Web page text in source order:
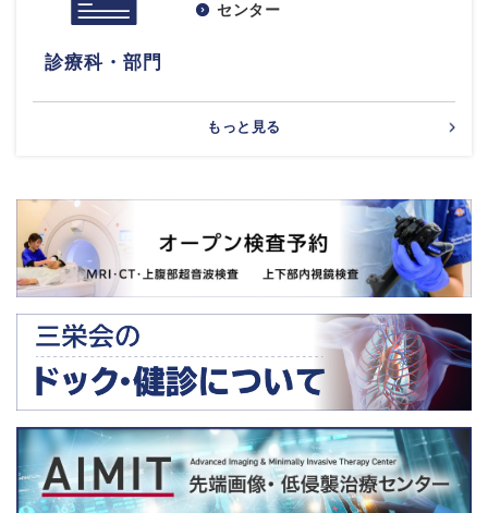
診療科・部門
センター
もっと見る